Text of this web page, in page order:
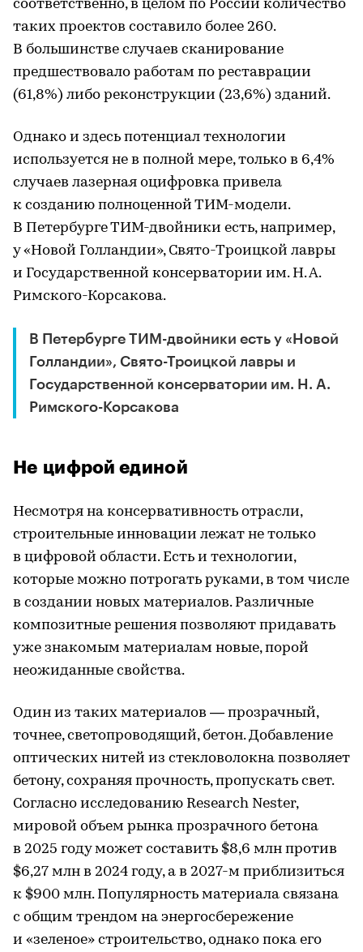
соответственно, в целом по России количество
таких проектов составило более 260.
В большинстве случаев сканирование
предшествовало работам по реставрации
(61,8%) либо реконструкции (23,6%) зданий.
Однако и здесь потенциал технологии
используется не в полной мере, только в 6,4%
случаев лазерная оцифровка привела
к созданию полноценной ТИМ-модели.
В Петербурге ТИМ-двойники есть, например,
у «Новой Голландии», Свято-Троицкой лавры
и Государственной консерватории им. Н. А.
Римского-Корсакова.
В Петербурге ТИМ-двойники есть у «Новой
Голландии», Свято-Троицкой лавры и
Государственной консерватории им. Н. А.
Римского-Корсакова
Не цифрой единой
Несмотря на консервативность отрасли,
строительные инновации лежат не только
в цифровой области. Есть и технологии,
которые можно потрогать руками, в том числе
в создании новых материалов. Различные
композитные решения позволяют придавать
уже знакомым материалам новые, порой
неожиданные свойства.
Один из таких материалов — прозрачный,
точнее, светопроводящий, бетон. Добавление
оптических нитей из стекловолокна позволяет
бетону, сохраняя прочность, пропускать свет.
Согласно исследованию Research Nester,
мировой объем рынка прозрачного бетона
в 2025 году может составить $8,6 млн против
$6,27 млн в 2024 году, а в 2027-м приблизиться
к $900 млн. Популярность материала связана
с общим трендом на энергосбережение
и «зеленое» строительство, однако пока его